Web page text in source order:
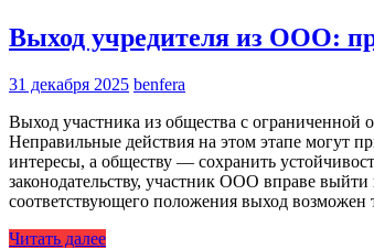
Выход учредителя из ООО:
31 декабря 2025 benfera
Выход участника из общества с ограниченной
Неправильные действия на этом этапе могут
интересы, а обществу — сохранить
законодательству, участник ООО вправе
соответствующего положения выход
Читать далее